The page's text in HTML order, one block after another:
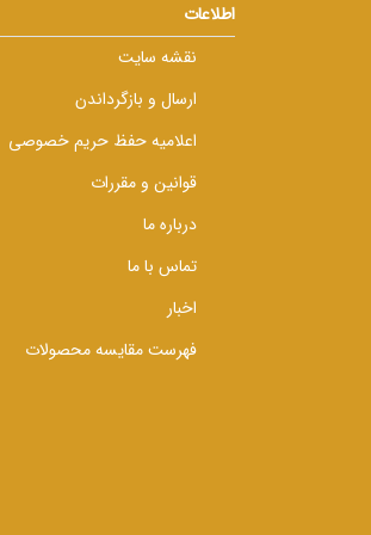
اطلاعات
نقشه سایت
ارسال و بازگرداندن
اعلامیه حفظ حریم خصوصی
قوانین و مقررات
درباره ما
تماس با ما
اخبار
فهرست مقایسه محصولات